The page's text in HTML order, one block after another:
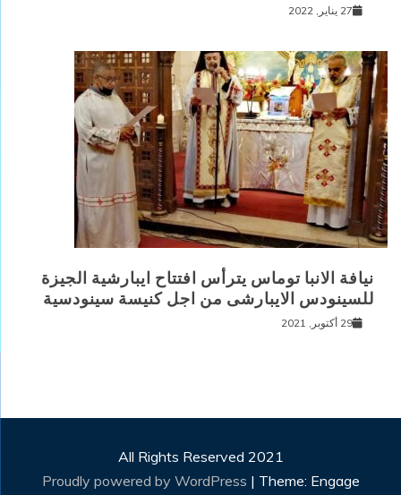
27 يناير, 2022
نيافة الانبا توماس يترأس افتتاح ايبارشية الجيزة
للسينودس الايبارشى من اجل كنيسة سينودسية
29 أكتوبر, 2021
All Rights Reserved 2021
Proudly powered by WordPress | Theme: Engage